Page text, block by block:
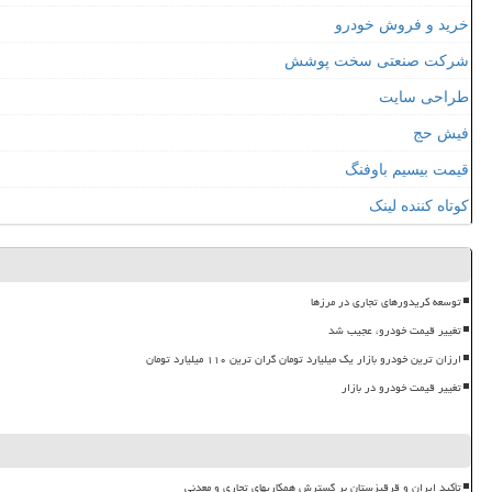
خرید و فروش خودرو
شرکت صنعتی سخت پوشش
طراحی سایت
فیش حج
قیمت بیسیم باوفنگ
کوتاه کننده لینک
توسعه کریدورهای تجاری در مرزها
تغییر قیمت خودرو، عجیب شد
ارزان ترین خودرو بازار یک میلیارد تومان گران ترین ۱۱۰ میلیارد تومان
تغییر قیمت خودرو در بازار
تأکید ایران و قرقیزستان بر گسترش همکاریهای تجاری و معدنی